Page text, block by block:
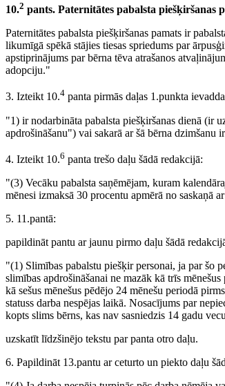
10.2 pants. Paternitātes pabalsta piešķiršanas
Paternitātes pabalsta piešķiršanas pamats ir
likumīgā spēkā stājies tiesas spriedums par
apstiprinājums par bērna tēva atrašanos
adopciju."
3. Izteikt 10.4 panta pirmās daļas 1.punkta
"1) ir nodarbināta pabalsta piešķiršanas dienā (ir
apdrošināšanu") vai sakarā ar šā bērna
4. Izteikt 10.6 panta trešo daļu šādā redakcijā:
"(3) Vecāku pabalsta saņēmējam, kuram
mēnesi izmaksā 30 procentu apmērā no saskaņā
5. 11.pantā:
papildināt pantu ar jaunu pirmo daļu šādā
"(1) Slimības pabalstu piešķir personai, ja par šo
slimības apdrošināšanai ne mazāk kā trīs
kā sešus mēnešus pēdējo 24 mēnešu periodā
statuss darba nespējas laikā. Nosacījums par
kopts slims bērns, kas nav sasniedzis 14 gadu
uzskatīt līdzšinējo tekstu par panta otro daļu.
6. Papildināt 13.pantu ar ceturto un piekto daļu